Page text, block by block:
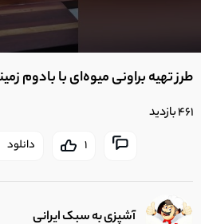
طرز تهیه براونی میوه‌ای با بادوم
461 بازدید
1 دانلود
آشپزی به سبک ایرانی